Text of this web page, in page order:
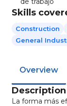
Skills
Construction
General
Overview
Description
La forma más